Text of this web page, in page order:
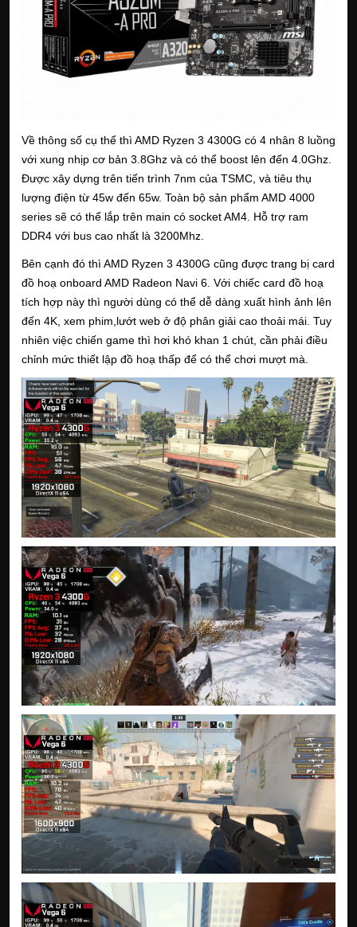
Về thông số cụ thể thì AMD Ryzen 3 4300G có 4 nhân 8 luồng
với xung nhịp cơ bản 3.8Ghz và có thể boost lên đến 4.0Ghz.
Được xây dựng trên tiến trình 7nm của TSMC, và tiêu thụ
lượng điện từ 45w đến 65w. Toàn bộ sản phẩm AMD 4000
series sẽ có thể lắp trên main có socket AM4. Hỗ trợ ram
DDR4 với bus cao nhất là 3200Mhz.
Bên cạnh đó thì AMD Ryzen 3 4300G cũng được trang bị card
đồ hoạ onboard AMD Radeon Navi 6. Với chiếc card đồ hoạ
tích hợp này thì người dùng có thể dễ dàng xuất hình ảnh lên
đến 4K, xem phim,lướt web ở độ phân giải cao thoải mái. Tuy
nhiên việc chiến game thì hơi khó khan 1 chút, cần phải điều
chỉnh mức thiết lập đồ hoạ thấp để có thể chơi mượt mà.